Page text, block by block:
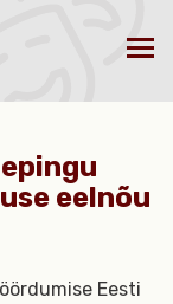
eelnõu
Eesti